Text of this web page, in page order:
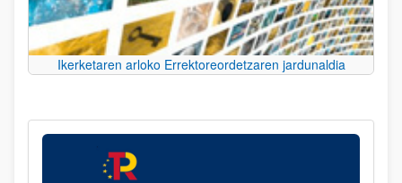
Ikerketaren arloko Errektoreordetzaren jardunaldia